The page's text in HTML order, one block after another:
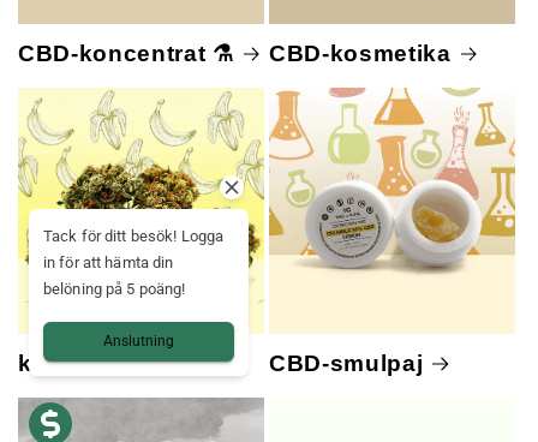
CBD-koncentrat ⚗️ CBD-kosmetika
korsförsäljning CBD-smulpaj
Tack för ditt besök! Logga
in för att hämta din
belöning på 5 poäng!
Anslutning